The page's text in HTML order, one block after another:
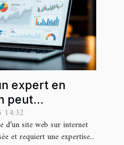
expert en
peut
visibilité
14:32
d’un site web sur internet
et requiert une expertise...